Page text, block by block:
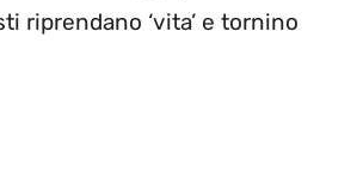
riprendano ‘vita’ e tornino